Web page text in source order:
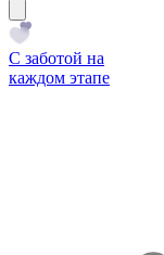
С заботой на
каждом этапе